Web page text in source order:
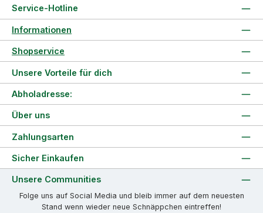
Service-Hotline
Informationen
Shopservice
Unsere Vorteile für dich
Über uns
Zahlungsarten
Abholadresse:
Sicher Einkaufen
Unsere Communities
Folge uns auf Social Media und bleib immer auf dem neuesten
Stand wenn wieder neue Schnäppchen eintreffen!